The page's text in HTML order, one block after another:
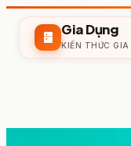
kitchen Gia Dụng
KIẾN THỨC GIA